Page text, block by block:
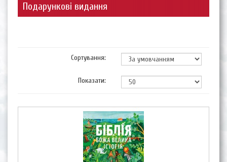
Подарункові видання
Сортування:
Показати: